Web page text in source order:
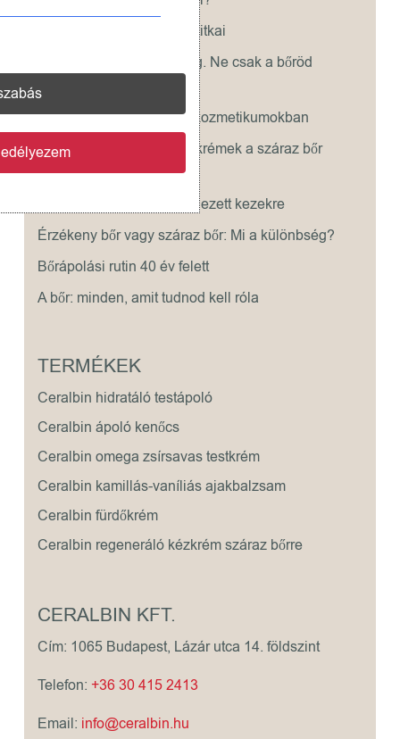
A száraz bőr ápolásának titkai
A hidratáló krém nem elég. Ne csak a bőröd
vízpótlására gondolj!
Természetes illóolajok a kozmetikumokban
Miért jobbak a zsírosabb krémek a száraz bőr
ápolására?
Megoldás a száraz, repedezett kezekre
Érzékeny bőr vagy száraz bőr: Mi a különbség?
Bőrápolási rutin 40 év felett
A bőr: minden, amit tudnod kell róla
TERMÉKEK
Ceralbin hidratáló testápoló
Ceralbin ápoló kenőcs
Ceralbin omega zsírsavas testkrém
Ceralbin kamillás-vaníliás ajakbalzsam
Ceralbin fürdőkrém
Ceralbin regeneráló kézkrém száraz bőrre
CERALBIN KFT.
Cím: 1065 Budapest, Lázár utca 14. földszint
Telefon: +36 30 415 2413
Email: info@ceralbin.hu